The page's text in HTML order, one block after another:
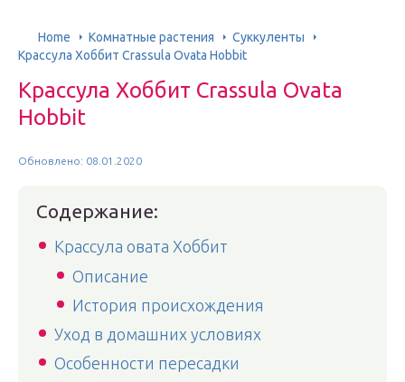
Home Комнатные растения
Суккуленты
Крассула Хоббит Crassula Ovata Hobbit
Крассула Хоббит Crassula Ovata
Hobbit
Обновлено: 08.01.2020
Содержание:
Крассула овата Хоббит
Описание
История происхождения
Уход в домашних условиях
Особенности пересадки